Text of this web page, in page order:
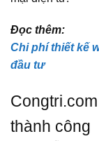
Đọc thêm:
Chi phí thiết kế
đầu tư
thành công